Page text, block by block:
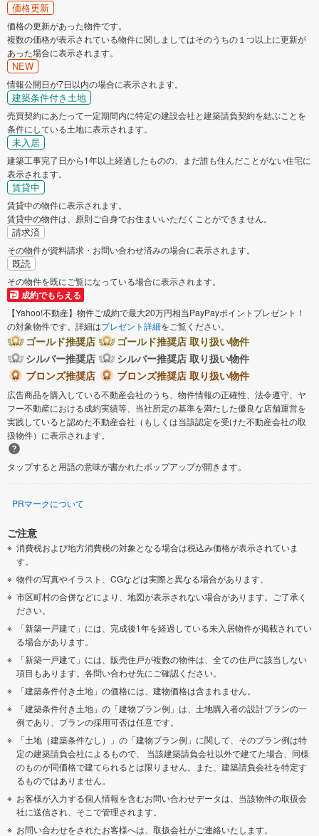
価格更新
価格の更新があった物件です。
複数の価格が表示されている物件に関しましてはそのうちの１つ以上に更新が
あった場合に表示されます。
NEW
情報公開日が7日以内の場合に表示されます。
建築条件付き土地
売買契約にあたって一定期間内に特定の建設会社と建築請負契約を結ぶことを
条件にしている土地に表示されます。
未入居
建築工事完了日から1年以上経過したものの、まだ誰も住んだことがない住宅に
表示されます。
賃貸中
賃貸中の物件に表示されます。
賃貸中の物件は、原則ご自身でお住まいいただくことができません。
請求済
その物件が資料請求・お問い合わせ済みの場合に表示されます。
既読
その物件を既にご覧になっている場合に表示されます。
成約でもらえる
【Yahoo!不動産】物件ご成約で最大20万円相当PayPayポイントプレゼント！
の対象物件です。詳細はプレゼント詳細をご覧ください。
ゴールド推奨店
ゴールド推奨店 取り扱い物件
シルバー推奨店
シルバー推奨店 取り扱い物件
ブロンズ推奨店
ブロンズ推奨店 取り扱い物件
広告商品を購入している不動産会社のうち、物件情報の正確性、法令遵守、ヤ
フー不動産における成約実績等、当社所定の基準を満たした優良な店舗運営を
実践していると認めた不動産会社（もしくは当該認定を受けた不動産会社の取
扱物件）に表示されます。
タップすると用語の意味が書かれたポップアップが開きます。
PRマークについて
ご注意
消費税および地方消費税の対象となる場合は税込み価格が表示されていま
す。
物件の写真やイラスト、CGなどは実際と異なる場合があります。
市区町村の合併などにより、地図が表示されない場合があります。ご了承く
ださい。
「新築一戸建て」には、完成後1年を経過している未入居物件が掲載されてい
る場合があります。
「新築一戸建て」には、販売住戸が複数の物件は、全ての住戸に該当しない
項目もあります。各問い合わせ先にご確認ください。
「建築条件付き土地」の価格には、建物価格は含まれません。
「建築条件付き土地」の「建物プラン例」は、土地購入者の設計プランの一
例であり、プランの採用可否は任意です。
「土地（建築条件なし）」の「建物プラン例」に関して、そのプラン例は特
定の建築請負会社によるもので、 当該建築請負会社以外で建てた場合、同様
のものが同価格で建てられるとは限りません。また、建築請負会社を特定す
るものではありません。
お客様が入力する個人情報を含むお問い合わせデータは、当該物件の取扱会
社に送信され、そこで管理されます。
お問い合わせをされたお客様へは、取扱会社がご連絡いたします。